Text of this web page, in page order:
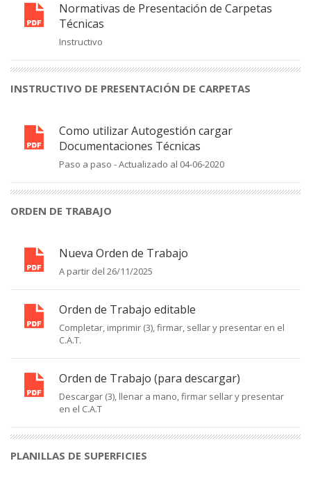
Normativas de Presentación de Carpetas
Técnicas
Instructivo
INSTRUCTIVO DE PRESENTACIÓN DE CARPETAS
Como utilizar Autogestión cargar
Documentaciones Técnicas
Paso a paso - Actualizado al 04-06-2020
ORDEN DE TRABAJO
Nueva Orden de Trabajo
A partir del 26/11/2025
Orden de Trabajo editable
Completar, imprimir (3), firmar, sellar y presentar en el
C.A.T.
Orden de Trabajo (para descargar)
Descargar (3), llenar a mano, firmar sellar y presentar
en el C.A.T
PLANILLAS DE SUPERFICIES